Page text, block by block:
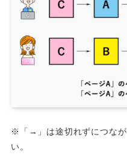
※「→」は途切れずにつなが
い。